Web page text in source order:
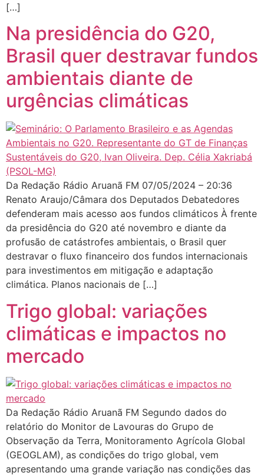
[…]
Na presidência do G20,
Brasil quer destravar fundos
ambientais diante de
urgências climáticas
Da Redação Rádio Aruanã FM 07/05/2024 – 20:36
Renato Araujo/Câmara dos Deputados Debatedores
defenderam mais acesso aos fundos climáticos À frente
da presidência do G20 até novembro e diante da
profusão de catástrofes ambientais, o Brasil quer
destravar o fluxo financeiro dos fundos internacionais
para investimentos em mitigação e adaptação
climática. Planos nacionais de […]
Trigo global: variações
climáticas e impactos no
mercado
Da Redação Rádio Aruanã FM Segundo dados do
relatório do Monitor de Lavouras do Grupo de
Observação da Terra, Monitoramento Agrícola Global
(GEOGLAM), as condições do trigo global, vem
apresentando uma grande variação nas condições das